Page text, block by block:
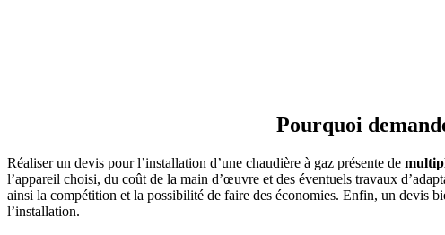
Pourquoi
Réaliser un devis pour l’installation d’une chaudière à gaz présente de
l’appareil choisi, du coût de la main d’œuvre et des éventuels travaux
ainsi la compétition et la possibilité de faire des économies. Enfin, un devis
l’installation.